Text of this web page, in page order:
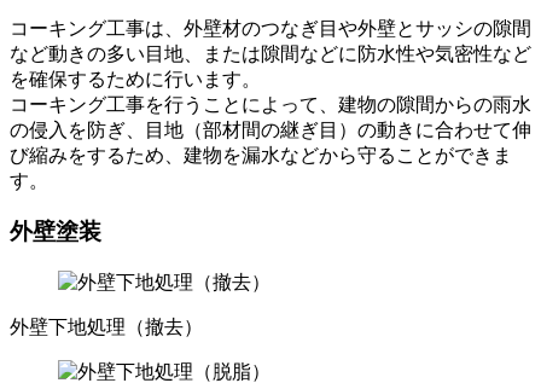
コーキング工事は、外壁材のつなぎ目や外壁とサッシの隙間
など動きの多い目地、または隙間などに防水性や気密性など
を確保するために行います。
コーキング工事を行うことによって、建物の隙間からの雨水
の侵入を防ぎ、目地（部材間の継ぎ目）の動きに合わせて伸
び縮みをするため、建物を漏水などから守ることができま
す。
外壁塗装
外壁下地処理（撤去）